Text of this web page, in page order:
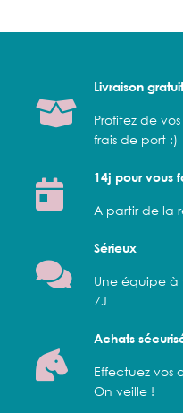
Livraison
Profitez de
frais de port :)
14j pour vous
A partir de la
Sérieux
Une équipe à
7J
Achats
Effectuez vos
On veille !